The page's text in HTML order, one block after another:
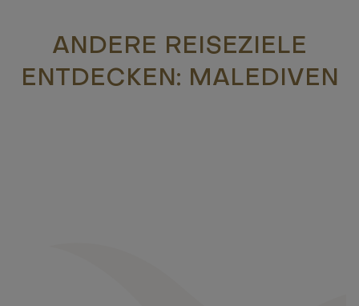
ANDERE REISEZIELE
ENTDECKEN: MALEDIVEN